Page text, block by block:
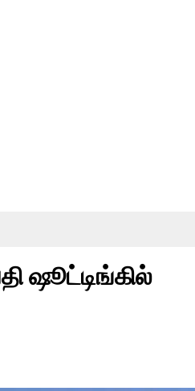
ஷூட்டிங்கில்